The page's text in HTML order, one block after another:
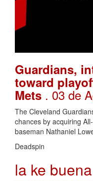
Guardians,
toward
Mets . 03 de
The Cleveland
chances by acquiring
baseman Nathaniel
Deadspin
la ke buena